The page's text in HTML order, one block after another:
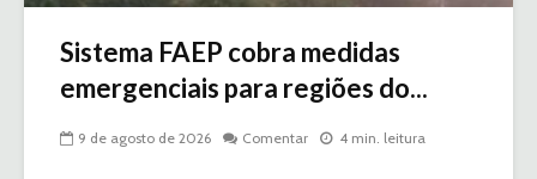
Sistema FAEP cobra medidas
emergenciais para regiões do...
9 de agosto de 2026 Comentar 4 min. leitura